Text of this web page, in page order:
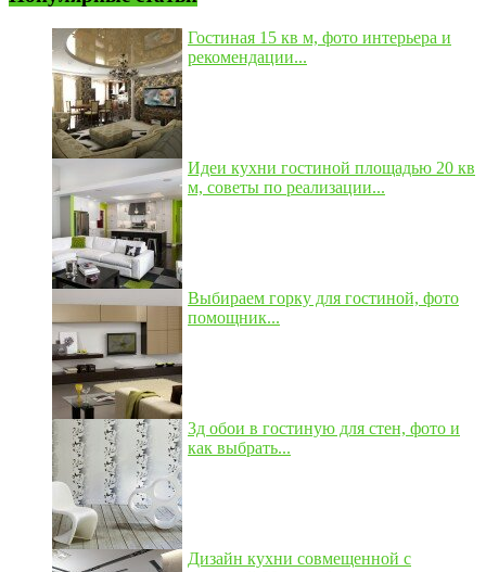
Гостиная 15 кв м, фото интерьера и
рекомендации...
Идеи кухни гостиной площадью 20 кв
м, советы по реализации...
Выбираем горку для гостиной, фото
помощник...
3д обои в гостиную для стен, фото и
как выбрать...
Дизайн кухни совмещенной с